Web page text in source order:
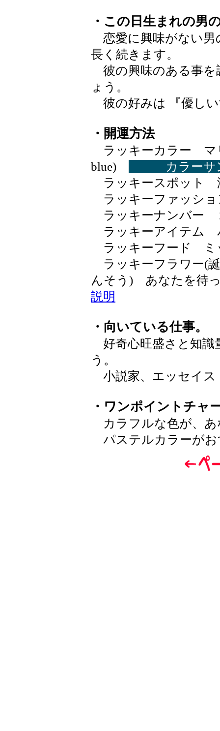
・この日生まれの男
恋愛に興味がない男
長く続きます。
彼の興味のある事を
ょう。
彼の好みは 『優し
・開運方法
ラッキーカラー マ
blue)
カラー
ラッキースポット
ラッキーファッシ
ラッキーナンバー
ラッキーアイテム
ラッキーフード ミ
ラッキーフラワー(
んそう) あなたを
説明
・向いている仕事。
好奇心旺盛さと知識
う。
小説家、エッセイス
・ワンポイントチャ
カラフルな色が、あ
パステルカラーがお